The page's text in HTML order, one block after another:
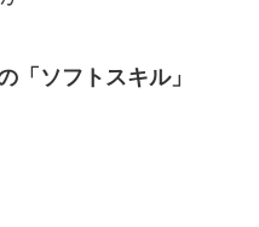
「ソフトスキル」